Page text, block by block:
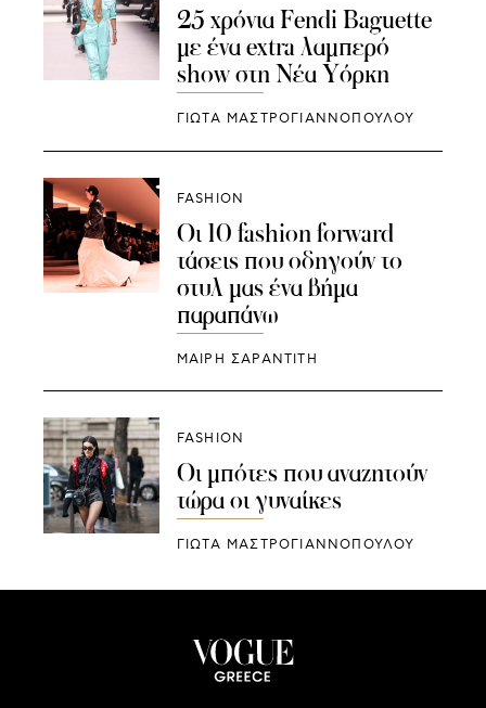
25 χρόνια Fendi Baguette
με ένα extra λαμπερό
show στη Νέα Υόρκη
ΓΙΩΤΑ ΜΑΣΤΡΟΓΙΑΝΝΟΠΟΥΛΟΥ
FASHION
Οι 10 fashion forward
τάσεις που οδηγούν το
στυλ μας ένα βήμα
παραπάνω
ΜΑΊΡΗ ΣΑΡΑΝΤΊΤΗ
FASHION
Οι μπότες που αναζητούν
τώρα οι γυναίκες
ΓΙΩΤΑ ΜΑΣΤΡΟΓΙΑΝΝΟΠΟΥΛΟΥ